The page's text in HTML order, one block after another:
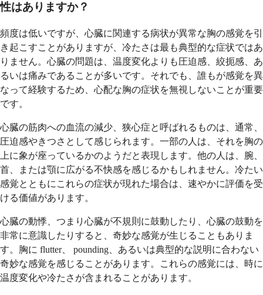
性はありますか？
頻度は低いですが、心臓に関連する病状が異常な胸の感覚を引
き起こすことがありますが、冷たさは最も典型的な症状ではあ
りません。心臓の問題は、温度変化よりも圧迫感、絞扼感、あ
るいは痛みであることが多いです。それでも、誰もが感覚を異
なって経験するため、心配な胸の症状を無視しないことが重要
です。
心臓の筋肉への血流の減少、狭心症と呼ばれるものは、通常、
圧迫感やきつさとして感じられます。一部の人は、それを胸の
上に象が座っているかのようだと表現します。他の人は、腕、
首、または顎に広がる不快感を感じるかもしれません。冷たい
感覚とともにこれらの症状が現れた場合は、速やかに評価を受
ける価値があります。
心臓の動悸、つまり心臓が不規則に鼓動したり、心臓の鼓動を
非常に意識したりすると、奇妙な感覚が生じることもありま
す。胸に flutter、 pounding、あるいは典型的な説明に合わない
奇妙な感覚を感じることがあります。これらの感覚には、時に
温度変化や冷たさが含まれることがあります。